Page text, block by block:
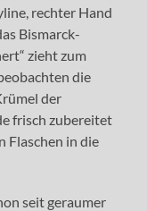
rechter Hand
Bismarck-
zieht zum
die
der
frisch zubereitet
Flaschen in die
seit geraumer